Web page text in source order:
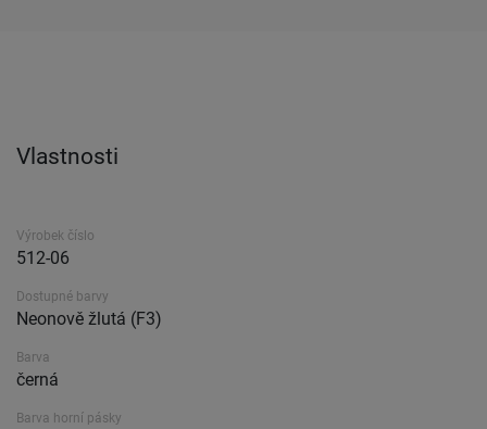
Vlastnosti
Výrobek číslo
512-06
Dostupné barvy
Neonově žlutá (F3)
Barva
černá
Barva horní pásky